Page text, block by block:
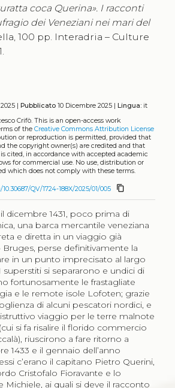
coca Querina». I racconti
dei Veneziani nei mari del
100 pp. Interadria – Culture
| Pubblicato10 Dicembre 2025 | Lingua:it
Crifò. This is an open-access work
of the Creative Commons Attribution License
or reproduction is permitted, provided that
the copyright owner(s) are credited and that
cited, in accordance with accepted academic
for commercial use. No use, distribution or
which does not comply with these terms.
QV/1724-188X/2025/01/005 content_copy
dicembre 1431, poco prima di
una barca mercantile veneziana
e diretta in un viaggio già
perse definitivamente la
in un punto imprecisato al largo
superstiti si separarono e undici di
fortunosamente le frastagliate
e le remote isole Lofoten; grazie
di alcuni pescatori nordici, e
viaggio per le terre malnote
si fa risalire il florido commercio
riuscirono a fare ritorno a
1433 e il gennaio dell’anno
c’erano il capitano Pietro Querini,
Cristofalo Fioravante e lo
Michiele, ai quali si deve il racconto